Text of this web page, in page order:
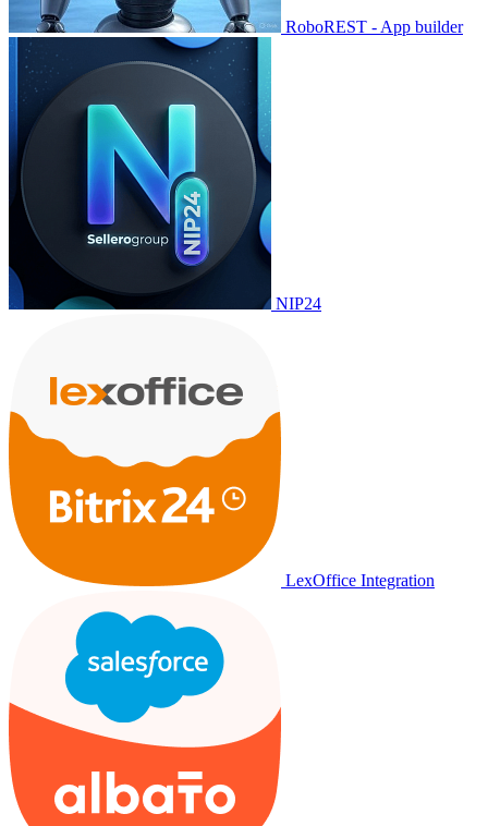
RoboREST - App builder
NIP24
LexOffice Integration